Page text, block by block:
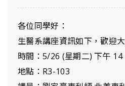
各位同學好：
生醫系講座資訊如下，歡迎
時間：5/26 (星期二) 下午
地點：R3-103